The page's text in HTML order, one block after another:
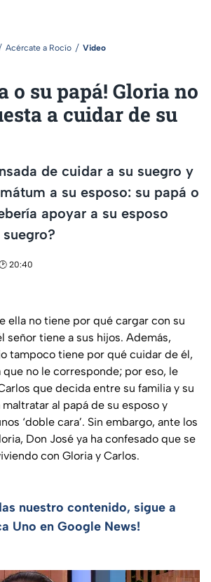
Acércate a Rocío Video
o su papá! Gloria no
a cuidar de su
de cuidar a su suegro y
a su esposo: su papá o
apoyar a su esposo
20:40
ella no tiene por qué cargar con su
señor tiene a sus hijos. Además,
tampoco tiene por qué cuidar de él,
que no le corresponde; por eso, le
que decida entre su familia y su
al papá de su esposo y
‘doble cara’. Sin embargo, ante los
Don José ya ha confesado que se
con Gloria y Carlos.
nuestro contenido, sigue a
Uno en Google News!